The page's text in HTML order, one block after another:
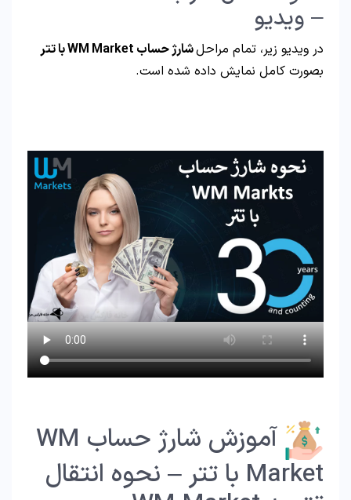
– ویدیو
در ویدیو زیر، تمام مراحلشارژ حساب WM Market با تتر
بصورت کامل نمایش داده شده است.
آموزش شارژ حساب WM
Market با تتر – نحوه انتقال